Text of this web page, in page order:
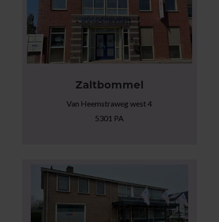
Zaltbommel
Van Heemstraweg west 4
5301 PA